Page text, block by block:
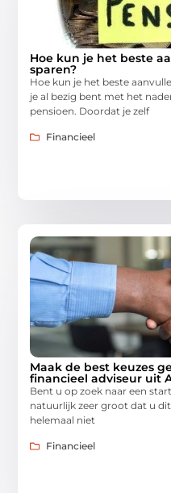
Hoe kun je het beste
sparen?
Hoe kun je het beste
je al bezig bent met het
pensioen. Doordat je zelf
Financieel
Maak de best keuzes
financieel adviseur uit
Bent u op zoek naar een
natuurlijk zeer groot dat u
helemaal niet
Financieel